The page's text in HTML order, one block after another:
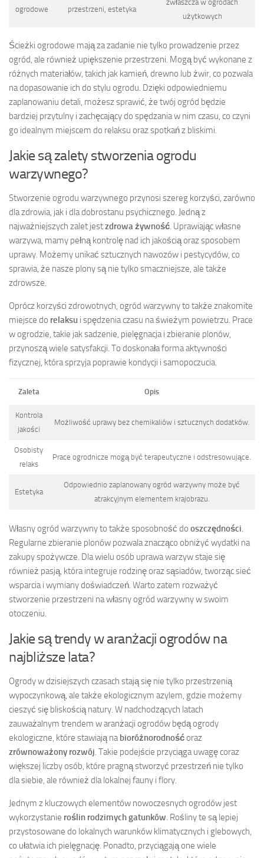
ogrodowe przestrzeni, estetyka
zwłaszcza w ogrodach
użytkowych
Ścieżki ogrodowe mają za zadanie nie tylko prowadzenie przez
ogród, ale również upiększenie przestrzeni. Mogą być wykonane z
różnych materiałów, takich jak kamień, drewno lub żwir, co pozwala
na dopasowanie ich do stylu ogrodu. Dzięki odpowiedniemu
zaplanowaniu detali, możesz sprawić, że twój ogród będzie
bardziej przytulny i zachęcający do spędzania w nim czasu, co czyni
go idealnym miejscem do relaksu oraz spotkań z bliskimi.
Jakie są zalety stworzenia ogrodu
warzywnego?
Stworzenie ogrodu warzywnego przynosi szereg korzyści, zarówno
dla zdrowia, jak i dla dobrostanu psychicznego. Jedną z
najważniejszych zalet jestzdrowa żywność. Uprawiając własne
warzywa, mamy pełną kontrolę nad ich jakością oraz sposobem
uprawy. Możemy unikać sztucznych nawozów i pestycydów, co
sprawia, że nasze plony są nie tylko smaczniejsze, ale także
zdrowsze.
Oprócz korzyści zdrowotnych, ogród warzywny to także znakomite
miejsce do relaksu i spędzenia czasu na świeżym powietrzu. Prace
w ogrodzie, takie jak sadzenie, pielęgnacja i zbieranie plonów,
przynoszą wiele satysfakcji. To doskonała forma aktywności
fizycznej, która sprzyja poprawie kondycji i samopoczucia.
Zaleta Opis
Kontrola
jakości
Możliwość uprawy bez chemikaliów i sztucznych dodatków.
Osobisty
relaks
Prace ogrodnicze mogą być terapeutyczne i odstresowujące.
Estetyka
Odpowiednio zaplanowany ogród warzywny może być
atrakcyjnym elementem krajobrazu.
Własny ogród warzywny to także sposobność do oszczędności.
Regularne zbieranie plonów pozwala znacząco obniżyć wydatki na
zakupy spożywcze. Dla wielu osób uprawa warzyw staje się
również pasją, która integruje rodzinę oraz sąsiadów, tworząc sieć
wsparcia i wymiany doświadczeń. Warto zatem rozważyć
stworzenie przestrzeni na własny ogród warzywny w swoim
otoczeniu.
Jakie są trendy w aranżacji ogrodów na
najbliższe lata?
Ogrody w dzisiejszych czasach stają się nie tylko przestrzenią
wypoczynkową, ale także ekologicznym azylem, gdzie możemy
cieszyć się bliskością natury. W nadchodzących latach
zauważalnym trendem w aranżacji ogrodów będą ogrody
ekologiczne, które stawiają nabioróżnorodnośćoraz
zrównoważony rozwój. Takie podejście przyciąga uwagę coraz
większej liczby osób, które pragną stworzyć przestrzeń nie tylko
dla siebie, ale również dla lokalnej fauny i flory.
Jednym z kluczowych elementów nowoczesnych ogrodów jest
wykorzystanie roślin rodzimych gatunków. Rośliny te są lepiej
przystosowane do lokalnych warunków klimatycznych i glebowych,
co ułatwia ich pielęgnację. Ponadto, przyciągają one wiele